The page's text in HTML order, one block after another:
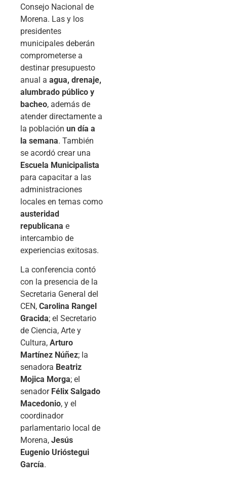
Consejo Nacional de
Morena. Las y los
presidentes
municipales deberán
comprometerse a
destinar presupuesto
anual a agua, drenaje,
alumbrado público y
bacheo, además de
atender directamente a
la población un día a
la semana. También
se acordó crear una
Escuela Municipalista
para capacitar a las
administraciones
locales en temas como
austeridad
republicana e
intercambio de
experiencias exitosas.
La conferencia contó
con la presencia de la
Secretaria General del
CEN, Carolina Rangel
Gracida; el Secretario
de Ciencia, Arte y
Cultura, Arturo
Martínez Núñez; la
senadora Beatriz
Mojica Morga; el
senador Félix Salgado
Macedonio, y el
coordinador
parlamentario local de
Morena, Jesús
Eugenio Urióstegui
García.